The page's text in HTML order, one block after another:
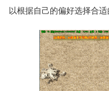
以根据自己的偏好选择合